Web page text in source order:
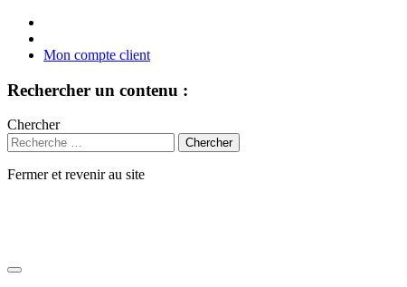
Mon compte client
Rechercher un contenu :
Chercher
Fermer et revenir au site